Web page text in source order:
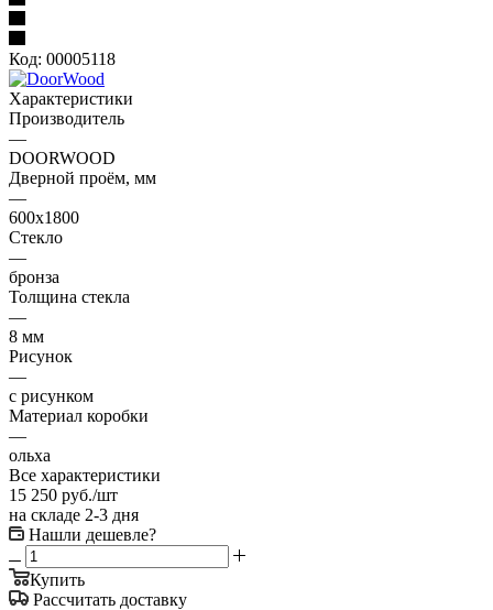
Код: 00005118
Характеристики
Производитель
—
DOORWOOD
Дверной проём, мм
—
600х1800
Стекло
—
бронза
Толщина стекла
—
8 мм
Рисунок
—
с рисунком
Материал коробки
—
ольха
Все характеристики
15 250 руб./шт
на складе 2-3 дня
Нашли дешевле?
Купить
Рассчитать доставку